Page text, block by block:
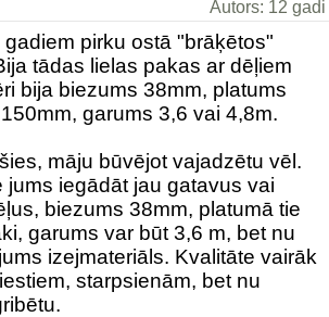
Autors: 12 gadi
pirku ostā "brāķētos"
tādas lielas pakas ar dēļiem
bija biezums 38mm, platums
garums 3,6 vai 4,8m.
māju būvējot vajadzētu vēl.
jums iegādāt jau gatavus vai
biezums 38mm, platumā tie
garums var būt 3,6 m, bet nu
izejmateriāls. Kvalitāte vairāk
starpsienām, bet nu